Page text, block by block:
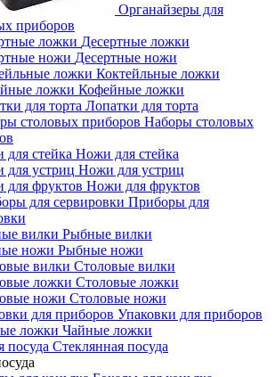
Органайзеры для
приборов
Десертные ложки
Десертные ножи
Коктейльные ложки
Кофейные ложки
Лопатки для торта
Наборы столовых
Ножи для стейка
Ножи для устриц
Ножи для фруктов
Приборы для
Рыбные вилки
Рыбные ножи
Столовые вилки
Столовые ложки
Столовые ножи
Упаковки для приборов
Чайные ложки
Стеклянная посуда